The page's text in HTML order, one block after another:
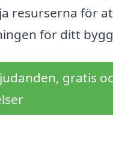
resurserna för
för ditt
gratis